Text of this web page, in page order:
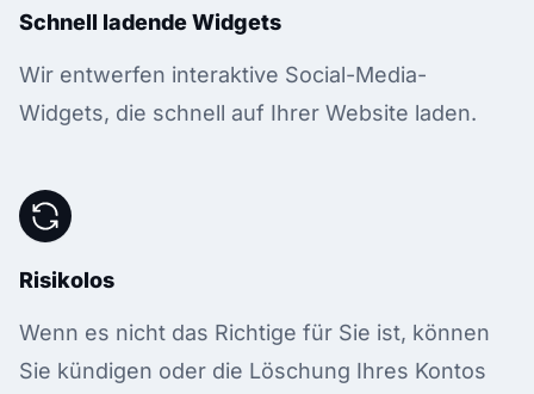
Schnell ladende Widgets
Wir entwerfen interaktive Social-Media-
Widgets, die schnell auf Ihrer Website laden.
Risikolos
Wenn es nicht das Richtige für Sie ist, können
Sie kündigen oder die Löschung Ihres Kontos